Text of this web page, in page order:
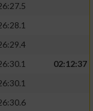
02:12:37